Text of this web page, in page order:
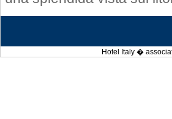
Hotel Italy �